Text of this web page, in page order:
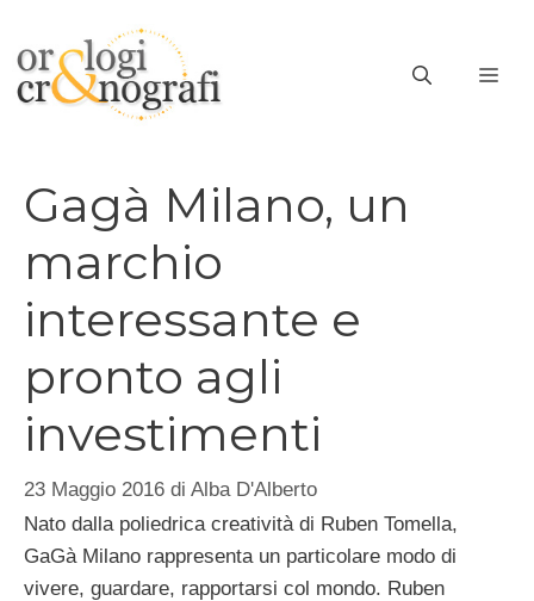
contenuto
Gagà Milano, un
marchio
interessante e
pronto agli
investimenti
23 Maggio 2016 di Alba D'Alberto
Nato dalla poliedrica creatività di Ruben Tomella,
GaGà Milano rappresenta un particolare modo di
vivere, guardare, rapportarsi col mondo. Ruben